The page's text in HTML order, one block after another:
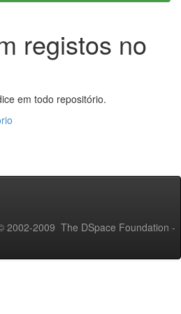
registos no
em todo repositório.
2002-2009 The DSpace Foundation -